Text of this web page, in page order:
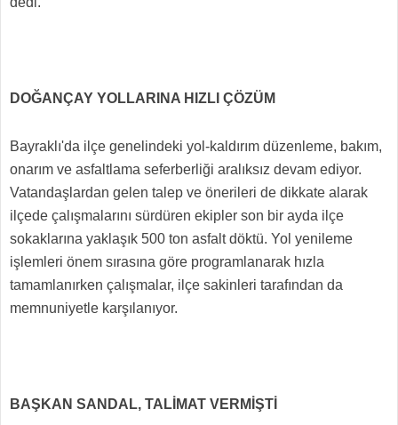
DOĞANÇAY YOLLARINA HIZLI ÇÖZÜM
Bayraklı'da ilçe genelindeki yol-kaldırım düzenleme, bakım,
onarım ve asfaltlama seferberliği aralıksız devam ediyor.
Vatandaşlardan gelen talep ve önerileri de dikkate alarak
ilçede çalışmalarını sürdüren ekipler son bir ayda ilçe
sokaklarına yaklaşık 500 ton asfalt döktü. Yol yenileme
işlemleri önem sırasına göre programlanarak hızla
tamamlanırken çalışmalar, ilçe sakinleri tarafından da
memnuniyetle karşılanıyor.
BAŞKAN SANDAL, TALİMAT VERMİŞTİ